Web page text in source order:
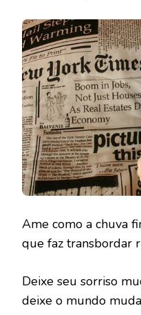
Ame como a chuva
que faz transbordar
Deixe seu sorriso
deixe o mundo